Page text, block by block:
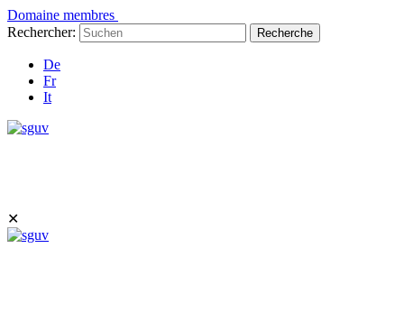
Domaine membres
Rechercher:
Recherche
De
Fr
It
✕